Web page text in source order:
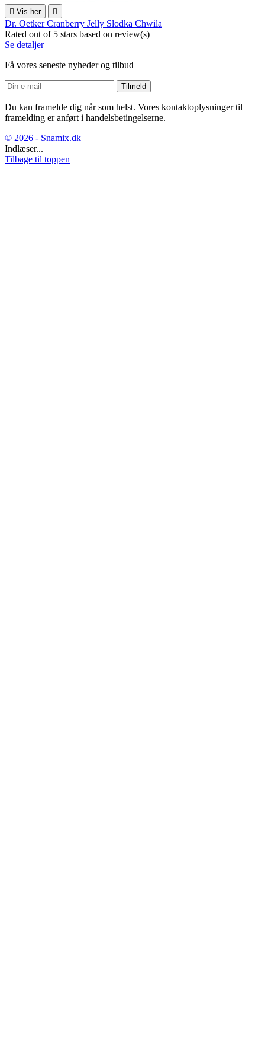
 Vis her 
Dr. Oetker Cranberry Jelly Slodka Chwila
Rated out of 5 stars based on review(s)
Se detaljer
Få vores seneste nyheder og tilbud
Du kan framelde dig når som helst. Vores kontaktoplysninger til
framelding er anført i handelsbetingelserne.
© 2026 - Snamix.dk
Indlæser...
Tilbage til toppen